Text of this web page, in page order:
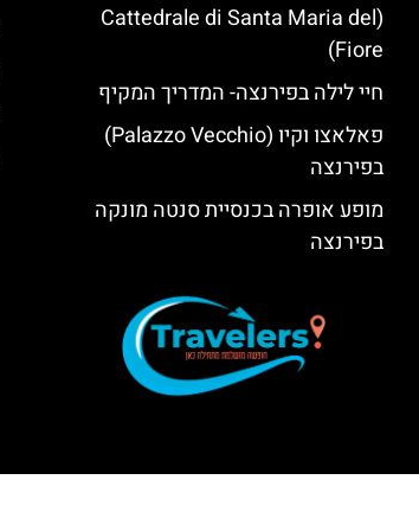
(Cattedrale di Santa Maria del
Fiore)
חיי לילה בפירנצה- המדריך המקיף
פאלאצו וקיו (Palazzo Vecchio)
בפירנצה
מופע אופרה בכנסיית סנטה מונקה
בפירנצה